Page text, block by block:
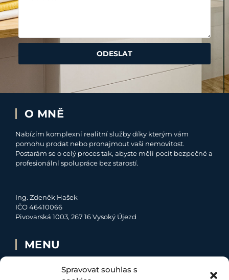
Spravovat souhlas s
ODESLAT
O MNĚ
Nabízím komplexní realitní služby díky kterým vám
pomohu prodat nebo pronajmout vaši nemovitost.
Postarám se o celý proces tak, abyste měli pocit bezpečné a
profesionální spolupráce bez starostí.
Ing. Zdeněk Hašek
IČO 46410066
Pivovarská 1003, 267 16 Vysoký Újezd
MENU